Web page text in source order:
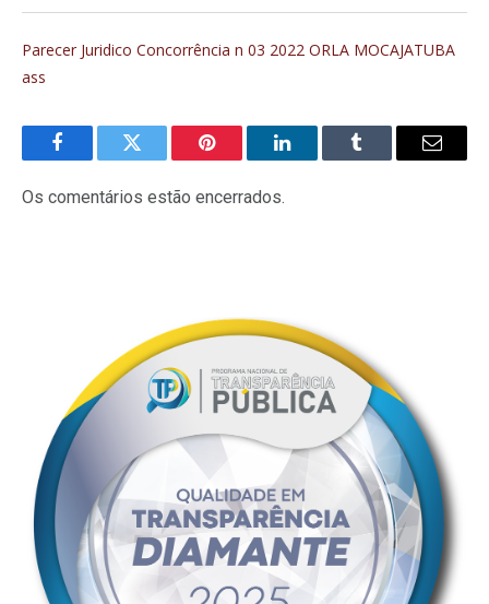
Parecer Juridico Concorrência n 03 2022 ORLA MOCAJATUBA
ass
FacebookTwitter Pinterest LinkedInTumblr
E-
Os comentários estão encerrados.